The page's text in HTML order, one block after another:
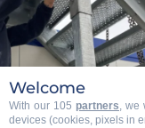
Welcome
With our 105 partners ,
devices (cookies, pixels in